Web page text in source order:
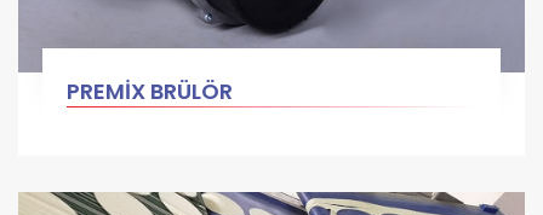
PREMİX BRÜLÖR